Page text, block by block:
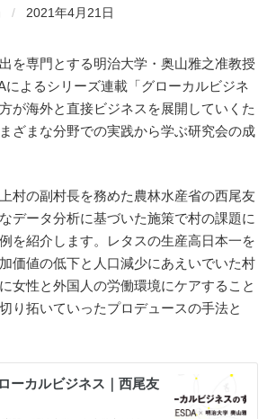
/ 2021年4月21日
を専門とする明治大学・奥山雅之准教授
によるシリーズ連載「グローカルビジネ
が海外と直接ビジネスを展開していくた
ざまな分野での実践から学ぶ研究会の成
村の副村長を務めた農林水産省の西尾友
データ分析に基づいた施策で村の課題に
を紹介します。レタスの生産高日本一を
価値の低下と人口減少にあえいでいた村
女性と外国人の労働環境にケアすること
り拓いていったプロデュースの手法と